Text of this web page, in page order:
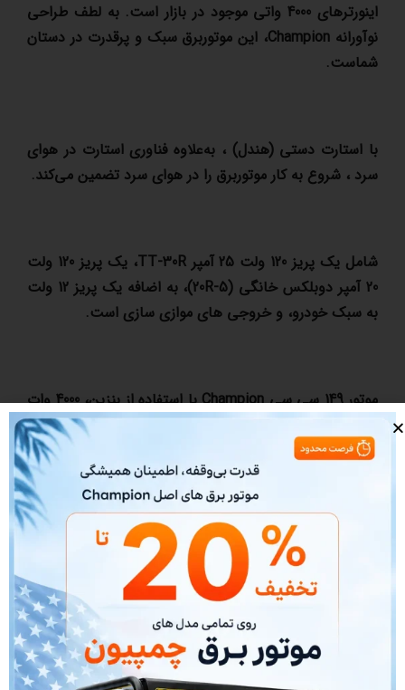
اینورترهای 4000 واتی موجود در بازار است. به لطف طراحی
نوآورانه Champion، این موتوربرق سبک و پرقدرت در دستان
شماست.
با استارت دستی (هندل) ، به‌علاوه فناوری استارت در هوای
سرد ، شروع به کار موتوربرق را در هوای سرد تضمین می‌کند.
شامل یک پریز 120 ولت 25 آمپر TT-30R
، یک پریز 120 ولت
20 آمپر دوبلکس خانگی (5-20
R
)، به اضافه یک پریز 12 ولت
به سبک خودرو، و خروجی های موازی سازی است.
موتور 149 سی سی Champion
با استفاده از بنزین، 4000 وات
هنگامی که باک 1.54 گالنی بنزین پر شود، این اینورتر تا 10
با اطمینان وسایل الکترونیکی حساس خود را وصل کنید زیرا
این اینورتر برق بدون موج (<3%
THD) تولید می کند. این
مدل که برای ایمنی بیشتر به سنسور حساس به سطح کم